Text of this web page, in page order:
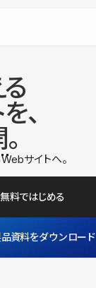
、
。
サイトへ。
無料ではじめる
資料をダウンロード